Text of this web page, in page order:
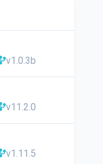
v1.0.3b
v11.2.0
v1.11.5